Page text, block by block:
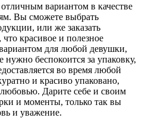
вариантом в качестве
Вы сможете выбрать
или же заказать
красивое и полезное
для любой девушки,
беспокоится за упаковку,
во время любой
и красиво упаковано,
Дарите себе и своим
и моменты, только так вы
и уважение.